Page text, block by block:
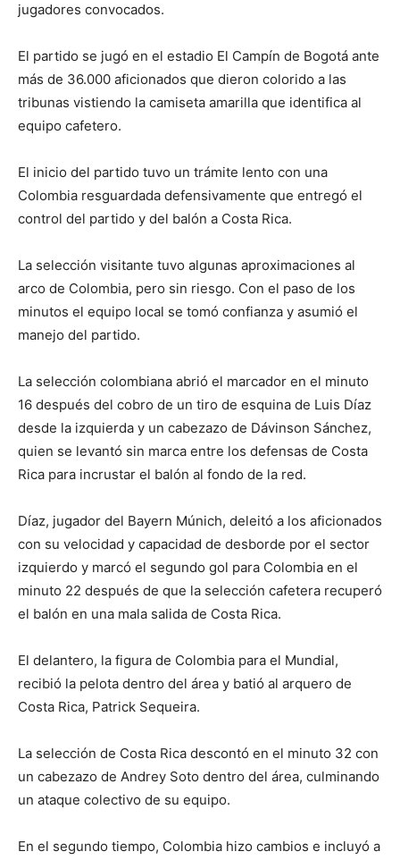
jugadores convocados.
El partido se jugó en el estadio El Campín de Bogotá ante
más de 36.000 aficionados que dieron colorido a las
tribunas vistiendo la ​camiseta amarilla que identifica al
equipo cafetero.
El inicio del partido tuvo un trámite lento con una
Colombia resguardada defensivamente que entregó el
control del partido y del balón a Costa Rica.
La selección visitante tuvo algunas aproximaciones al
arco de Colombia, pero sin riesgo. Con el paso de los
minutos el equipo local se tomó confianza y asumió el
manejo del partido.
La selección colombiana abrió el marcador en el ‌minuto
16 después del cobro de un ⁠tiro de esquina de Luis Díaz
desde la izquierda y un cabezazo de Dávinson Sánchez,
quien se levantó sin marca entre los defensas de Costa
Rica para incrustar el balón al fondo de la ⁠red.
Díaz, jugador del Bayern Múnich, deleitó a los aficionados
con su velocidad y capacidad de desborde por el sector
izquierdo y marcó el segundo gol para Colombia en el
minuto 22 después de que la selección cafetera recuperó
el balón en una mala salida de Costa Rica.
El ​delantero, ​la figura de Colombia para el Mundial,
recibió la pelota dentro del ​área y batió al arquero de
Costa Rica, ‌Patrick Sequeira.
La selección de Costa Rica descontó en el minuto 32 con
un cabezazo de Andrey Soto dentro del área, culminando
un ataque colectivo de su equipo.
En el segundo tiempo, Colombia hizo cambios e incluyó a